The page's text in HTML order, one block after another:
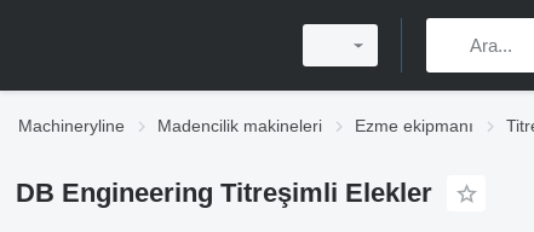
Machineryline Madencilik makineleri Ezme ekipmanı
DB Engineering Titreşimli Elekler